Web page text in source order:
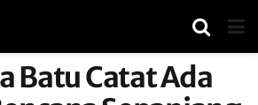
Batu Catat Ada